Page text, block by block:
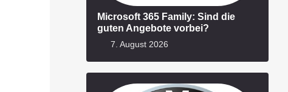
Microsoft 365 Family: Sind die
guten Angebote vorbei?
7. August 2026